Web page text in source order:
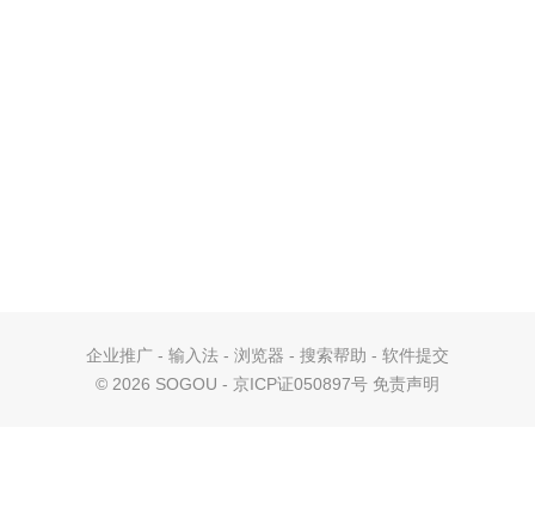
企业推广 - 输入法 - 浏览器 - 搜索帮助 - 软件提交
© 2026 SOGOU - 京ICP证050897号 免责声明